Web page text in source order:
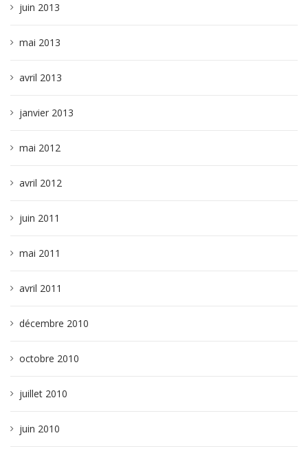
juin 2013
mai 2013
avril 2013
janvier 2013
mai 2012
avril 2012
juin 2011
mai 2011
avril 2011
décembre 2010
octobre 2010
juillet 2010
juin 2010